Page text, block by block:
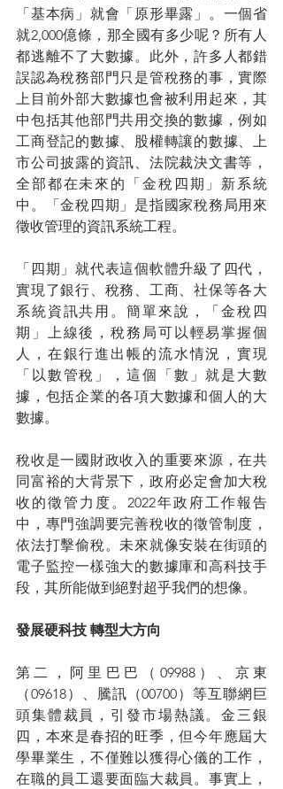
「基本病」就會「原形畢露」。一個省
就2,000億條，那全國有多少呢？所有人
都逃離不了大數據。此外，許多人都錯
誤認為稅務部門只是管稅務的事，實際
上目前外部大數據也會被利用起來，其
中包括其他部門共用交換的數據，例如
工商登記的數據、股權轉讓的數據、上
市公司披露的資訊、法院裁決文書等，
全部都在未來的「金稅四期」新系統
中。「金稅四期」是指國家稅務局用來
徵收管理的資訊系統工程。
「四期」就代表這個軟體升級了四代，
實現了銀行、稅務、工商、社保等各大
系統資訊共用。簡單來說，「金稅四
期」上線後，稅務局可以輕易掌握個
人，在銀行進出帳的流水情況，實現
「以數管稅」，這個「數」就是大數
據，包括企業的各項大數據和個人的大
數據。
稅收是一國財政收入的重要來源，在共
同富裕的大背景下，政府必定會加大稅
收的徵管力度。2022年政府工作報告
中，專門強調要完善稅收的徵管制度，
依法打擊偷稅。未來就像安裝在街頭的
電子監控一樣強大的數據庫和高科技手
段，其所能做到絕對超乎我們的想像。
發展硬科技 轉型大方向
第二，阿里巴巴（09988）、京東
（09618）、騰訊（00700）等互聯網巨
頭集體裁員，引發市場熱議。金三銀
四，本來是春招的旺季，但今年應屆大
學畢業生，不僅難以獲得心儀的工作，
在職的員工還要面臨大裁員。事實上，